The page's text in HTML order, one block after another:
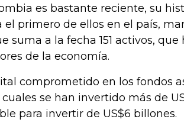
es bastante reciente, su
el primero de ellos en el país,
suma a la fecha 151 activos, que
de la economía.
comprometido en los fondos
se han invertido más de
para invertir de US$6 billones.